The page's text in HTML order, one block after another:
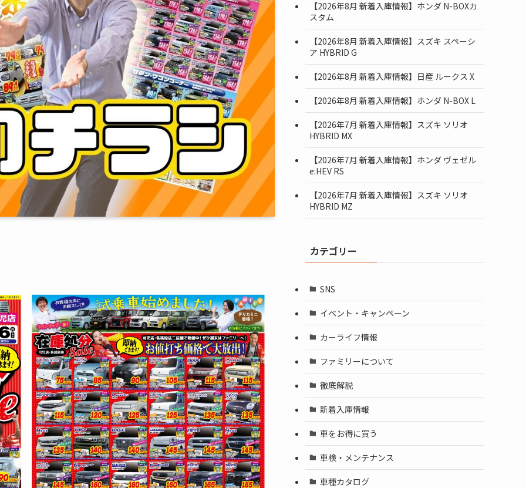
【2026年8月 新着入庫情報】ホンダ N-BOXカ
スタム
【2026年8月 新着入庫情報】スズキ スペーシ
ア HYBRID G
【2026年8月 新着入庫情報】日産 ルークス X
【2026年8月 新着入庫情報】ホンダ N-BOX L
【2026年7月 新着入庫情報】スズキ ソリオ
HYBRID MX
【2026年7月 新着入庫情報】ホンダ ヴェゼル
e:HEV RS
【2026年7月 新着入庫情報】スズキ ソリオ
HYBRID MZ
カテゴリー
SNS
イベント・キャンペーン
カーライフ情報
ファミリーについて
徹底解説
新着入庫情報
車をお得に買う
車検・メンテナンス
車種カタログ